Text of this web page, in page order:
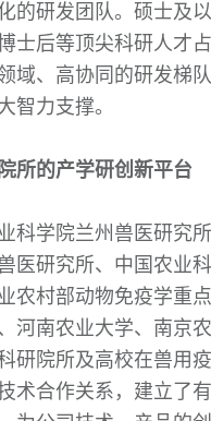
的研发团队。硕士及
士后等顶尖科研人才
域、高协同的研发梯
智力支撑。
所的产学研创新平台
学院兰州兽医研究所
医研究所、中国农业
农村部动物免疫学重
河南农业大学、南京
研院所及高校在兽用
术合作关系，建立了